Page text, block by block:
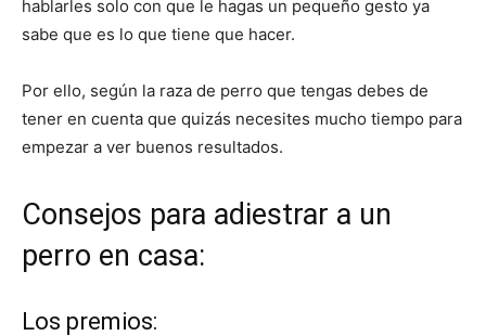
hablarles solo con que le hagas un pequeño gesto ya
sabe que es lo que tiene que hacer.
Por ello, según la raza de perro que tengas debes de
tener en cuenta que quizás necesites mucho tiempo para
empezar a ver buenos resultados.
Consejos para adiestrar a un
perro en casa:
Los premios: